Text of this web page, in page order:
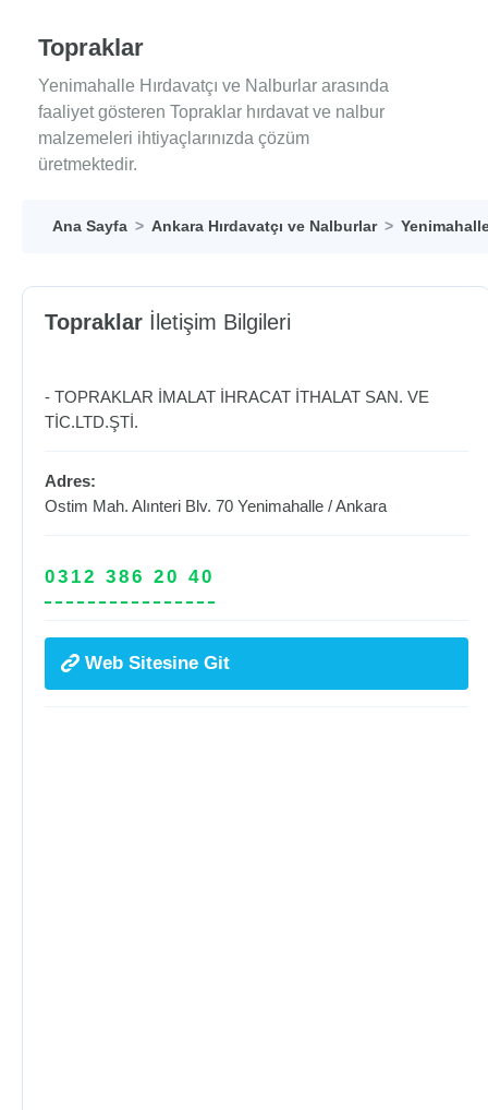
Topraklar
Yenimahalle Hırdavatçı ve Nalburlar arasında
faaliyet gösteren Topraklar hırdavat ve nalbur
malzemeleri ihtiyaçlarınızda çözüm
üretmektedir.
Ana Sayfa Ankara Hırdavatçı ve Nalburlar
Topraklar İletişim Bilgileri
- TOPRAKLAR İMALAT İHRACAT İTHALAT SAN. VE
TİC.LTD.ŞTİ.
Adres:
Ostim Mah. Alınteri Blv. 70 Yenimahalle /Ankara
0312 386 20 40
Web Sitesine Git